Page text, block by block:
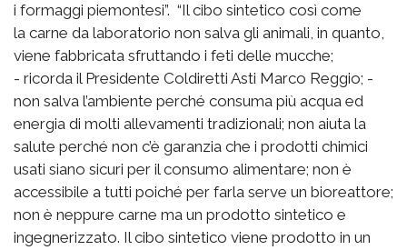
i formaggi piemontesi”. “Il cibo sintetico così come
la carne da laboratorio non salva gli animali, in quanto,
viene fabbricata sfruttando i feti delle mucche;
- ricorda il Presidente Coldiretti Asti Marco Reggio; -
non salva l’ambiente perché consuma più acqua ed
energia di molti allevamenti tradizionali; non aiuta la
salute perché non c’è garanzia che i prodotti chimici
usati siano sicuri per il consumo alimentare; non è
accessibile a tutti poiché per farla serve un bioreattore;
non è neppure carne ma un prodotto sintetico e
ingegnerizzato. Il cibo sintetico viene prodotto in un